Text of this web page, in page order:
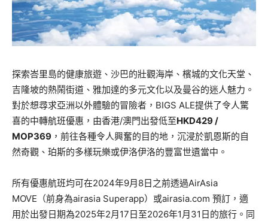
探索峇里島的健康旅遊、沙巴的壯觀海岸、檳城的文化天堂、
吉隆坡的熱鬧街道、雅加達的多元文化以及曼谷的迷人魅力。
對於想尋求亞洲以外體驗的冒險者，BIGS ALE提供了令人驚
喜的中轉航班優惠，由香港/澳門出發低至HKD429 /
MOP369 ，前往各種令人興奮的目的地，沉浸於凱恩斯的自
然奇觀、珀斯的多樣玩樂或伊洛伊洛的豐富世遺當中。
所有優惠航班均可在2024年9月8日之前透過AirAsia
MOVE（前身為airasia Superapp）或airasia.com 預訂，適
用於出發日期為2025年2月17日至2026年1月31日的旅行。同